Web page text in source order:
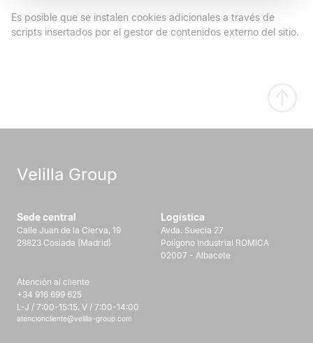
Es posible que se instalen cookies adicionales a través de
scripts insertados por el gestor de contenidos externo del sitio.
Velilla Group
Sede central
Calle Juan de la Cierva, 19
28823 Coslada (Madrid)
Logística
Avda. Suecia 27
Polígono Industrial ROMICA
02007 - Albacete
Atención al cliente
+34 916 699 625
L-J / 7:00-15:15. V / 7:00-14:00
atencioncliente@velilla-group.com